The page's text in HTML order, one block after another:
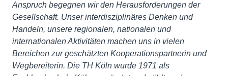
Anspruch begegnen wir den Herausforderungen der
Gesellschaft. Unser interdisziplinäres Denken und
Handeln, unsere regionalen, nationalen und
internationalen Aktivitäten machen uns in vielen
Bereichen zur geschätzten Kooperationspartnerin und
Wegbereiterin. Die TH Köln wurde 1971 als